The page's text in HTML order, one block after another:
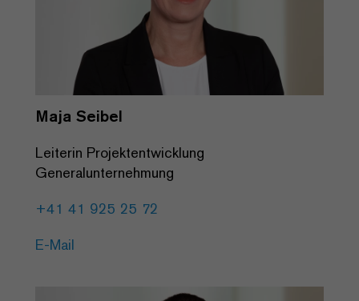
Maja Seibel
Leiterin Projektentwicklung
Generalunternehmung
+41 41 925 25 72
E-Mail